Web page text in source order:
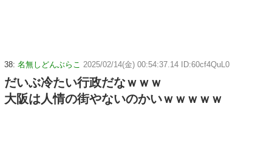
38: 名無しどんぶらこ 2025/02/14(金) 00:54:37.14 ID:60cf4QuL0
だいぶ冷たい行政だなｗｗｗ
大阪は人情の街やないのかいｗｗｗｗｗ